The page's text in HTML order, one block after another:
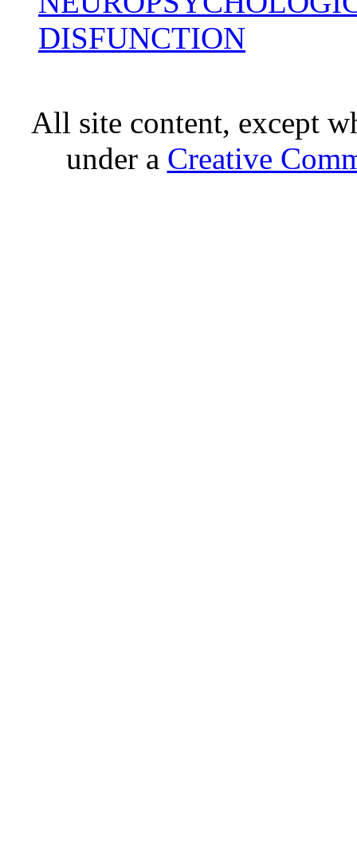
DISFUNCTION
All site content, except
under a Creative